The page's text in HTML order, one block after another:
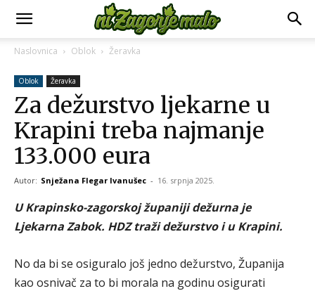
Naslovnica Oblok Žeravka
Oblok Žeravka
Za dežurstvo ljekarne u
Krapini treba najmanje
133.000 eura
Autor: Snježana Flegar Ivanušec - 16. srpnja 2025.
U Krapinsko-zagorskoj županiji dežurna je
Ljekarna Zabok. HDZ traži dežurstvo i u Krapini.
No da bi se osiguralo još jedno dežurstvo, Županija
kao osnivač za to bi morala na godinu osigurati